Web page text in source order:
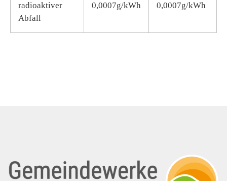
radioaktiver
Abfall
0,0007g/kWh 0,0007g/kWh